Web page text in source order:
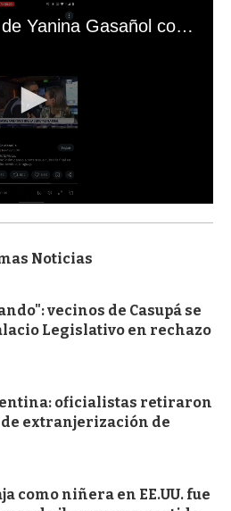
El mal momento de Yanina Gasañol con un hincha argentino en "Subrayado"
Noticias
vecinos de Casupá se
Legislativo en rechazo
oficialistas retiraron
extranjerización de
como niñera en EE.UU. fue